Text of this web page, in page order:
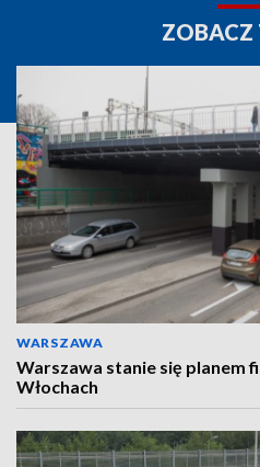
ZOBACZ
WARSZAWA
Warszawa stanie się planem
Włochach